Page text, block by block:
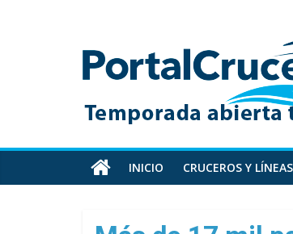
Toda
información
cruceros
en
un
sitio
INICIO CRUCEROS Y LÍNEAS